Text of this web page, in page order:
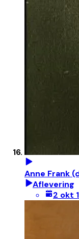
Anne Frank
Aflevering
2 okt